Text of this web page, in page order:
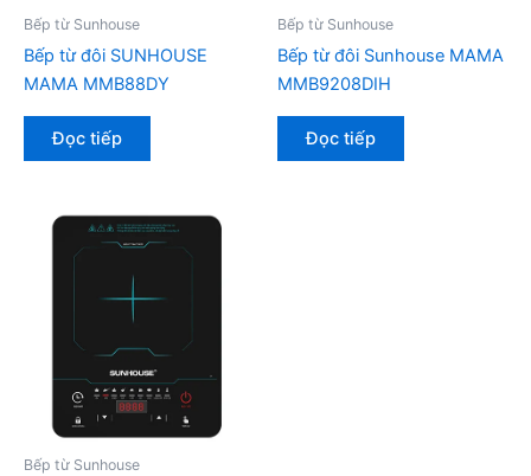
Bếp từ Sunhouse
Bếp từ đôi SUNHOUSE
MAMA MMB88DY
Đọc tiếp
Bếp từ Sunhouse
Bếp từ đôi Sunhouse MAMA
MMB9208DIH
Đọc tiếp
Bếp từ Sunhouse